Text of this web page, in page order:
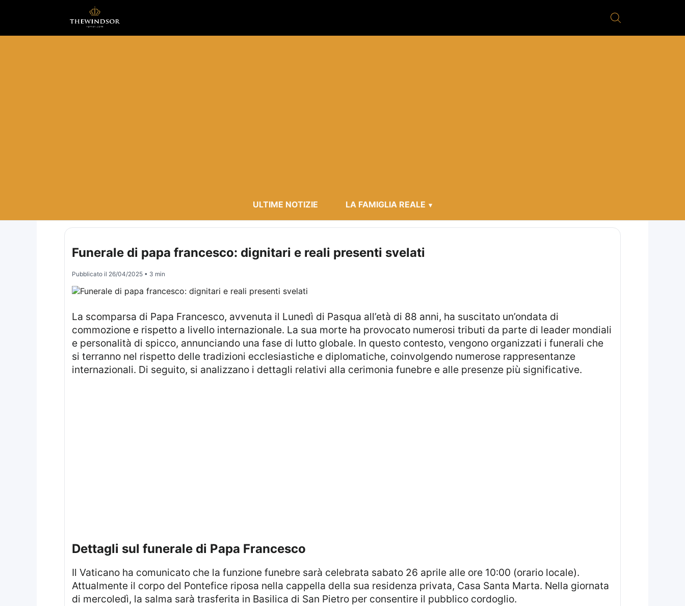
ULTIME NOTIZIE LA FAMIGLIA REALE
Funerale di papa francesco: dignitari e reali presenti svelati
Pubblicato il 26/04/2025• 3 min
La scomparsa di Papa Francesco, avvenuta il Lunedì di Pasqua all’età di 88 anni, ha suscitato un’ondata di
commozione e rispetto a livello internazionale. La sua morte ha provocato numerosi tributi da parte di leader mondiali
e personalità di spicco, annunciando una fase di lutto globale. In questo contesto, vengono organizzati i funerali che
si terranno nel rispetto delle tradizioni ecclesiastiche e diplomatiche, coinvolgendo numerose rappresentanze
internazionali. Di seguito, si analizzano i dettagli relativi alla cerimonia funebre e alle presenze più significative.
Dettagli sul funerale di Papa Francesco
Il Vaticano ha comunicato che la funzione funebre sarà celebrata sabato 26 aprile alle ore 10:00 (orario locale).
Attualmente il corpo del Pontefice riposa nella cappella della sua residenza privata, Casa Santa Marta. Nella giornata
di mercoledì, la salma sarà trasferita in Basilica di San Pietro per consentire il pubblico cordoglio.